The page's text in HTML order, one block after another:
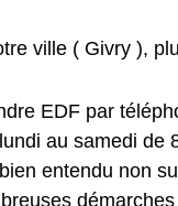
ville ( Givry ),
EDF par
au samedi de
entendu non